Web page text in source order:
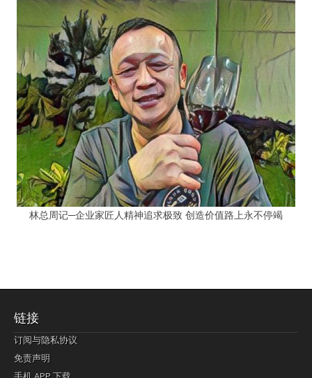
林总周记─企业家匠人精神追求极致 创造价值路上永不停竭
链接
订阅与隐私协议
免责声明